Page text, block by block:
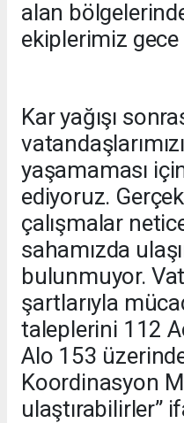
alan
ekiplerimiz
Kar yağışı
yaşamaması
ediyoruz.
çalışmalar
sahamızda
bulunmuyor.
şartlarıyla
taleplerini 112
Alo 153
Koordinasyon
ulaştırabilirler”